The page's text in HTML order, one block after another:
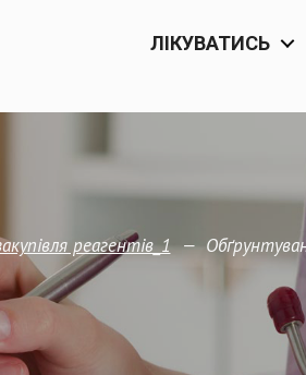
ЛІКУВАТИСЬ
реагентів_1 —